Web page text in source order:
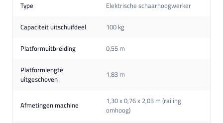
Type
Elektrische schaarhoogwerker
Capaciteit uitschuifdeel
100 kg
Platformuitbreiding
0,55 m
Platformlengte
uitgeschoven 1,83 m
Afmetingen machine 1,30 x 0,76 x 2,03 m (railing
omhoog)